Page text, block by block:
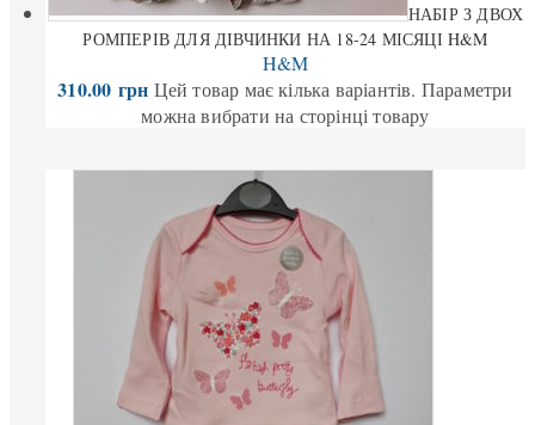
НАБІР З ДВОХ
РОМПЕРІВ ДЛЯ ДІВЧИНКИ НА 18-24 МІСЯЦІ H&M
H&M
310.00 грн Цей товар має кілька варіантів. Параметри
можна вибрати на сторінці товару